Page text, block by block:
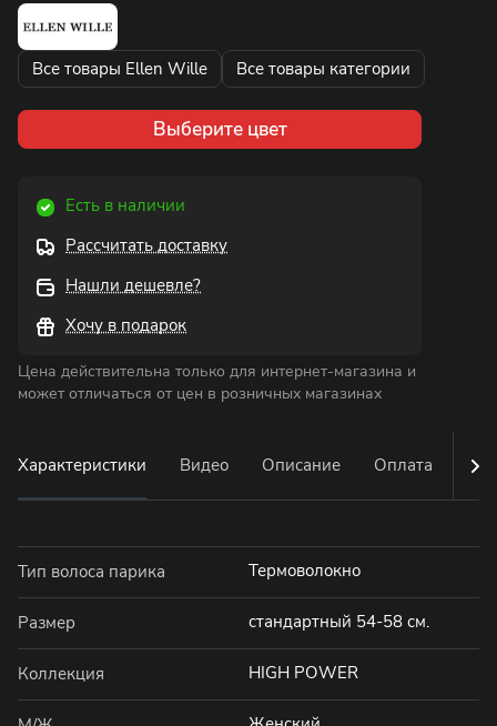
Все товары Ellen Wille Все товары категории
Выберите цвет
Есть в наличии
Рассчитать доставку
Нашли дешевле?
Хочу в подарок
Цена действительна только для интернет-магазина и
может отличаться от цен в розничных магазинах
Характеристики Видео Описание Оплата
Тип волоса парика Термоволокно
Размер стандартный 54-58 см.
Коллекция HIGH POWER